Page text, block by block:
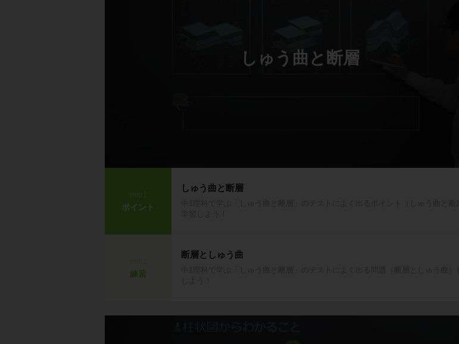
しゅう曲と断層
step1
ポイント
しゅう曲と断層
練習
断層としゅう曲